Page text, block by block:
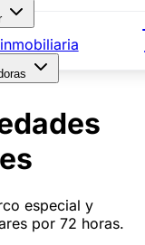
especial y
por 72 horas.